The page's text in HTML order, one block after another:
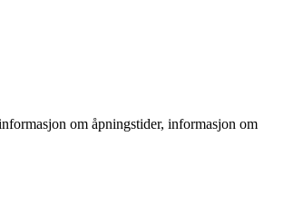
om åpningstider, informasjon om